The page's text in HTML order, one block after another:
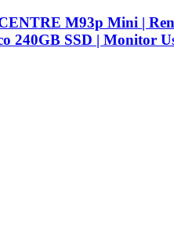
M93p Mini |
240GB SSD | Monitor